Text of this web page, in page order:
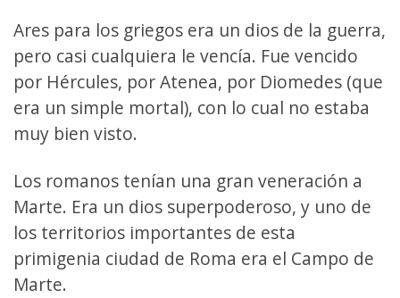
Ares para los griegos era un dios de la guerra,
pero casi cualquiera le vencía. Fue vencido
por Hércules, por Atenea, por Diomedes (que
era un simple mortal), con lo cual no estaba
muy bien visto.
Los romanos tenían una gran veneración a
Marte. Era un dios superpoderoso, y uno de
los territorios importantes de esta
primigenia ciudad de Roma era el Campo de
Marte.